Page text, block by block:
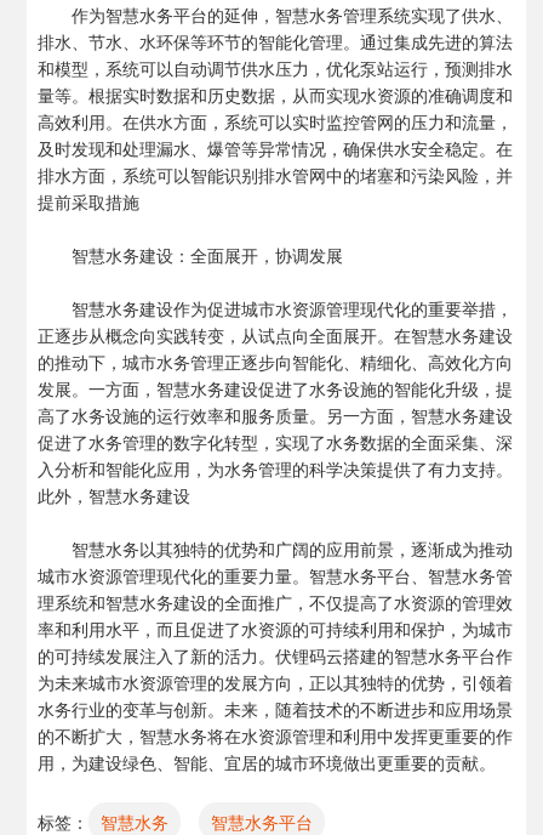
作为智慧水务平台的延伸，智慧水务管理系统实现了供水、
排水、节水、水环保等环节的智能化管理。通过集成先进的算法
和模型，系统可以自动调节供水压力，优化泵站运行，预测排水
量等。根据实时数据和历史数据，从而实现水资源的准确调度和
高效利用。在供水方面，系统可以实时监控管网的压力和流量，
及时发现和处理漏水、爆管等异常情况，确保供水安全稳定。在
排水方面，系统可以智能识别排水管网中的堵塞和污染风险，并
提前采取措施
智慧水务建设：全面展开，协调发展
智慧水务建设作为促进城市水资源管理现代化的重要举措，
正逐步从概念向实践转变，从试点向全面展开。在智慧水务建设
的推动下，城市水务管理正逐步向智能化、精细化、高效化方向
发展。一方面，智慧水务建设促进了水务设施的智能化升级，提
高了水务设施的运行效率和服务质量。另一方面，智慧水务建设
促进了水务管理的数字化转型，实现了水务数据的全面采集、深
入分析和智能化应用，为水务管理的科学决策提供了有力支持。
此外，智慧水务建设
智慧水务以其独特的优势和广阔的应用前景，逐渐成为推动
城市水资源管理现代化的重要力量。智慧水务平台、智慧水务管
理系统和智慧水务建设的全面推广，不仅提高了水资源的管理效
率和利用水平，而且促进了水资源的可持续利用和保护，为城市
的可持续发展注入了新的活力。伏锂码云搭建的智慧水务平台作
为未来城市水资源管理的发展方向，正以其独特的优势，引领着
水务行业的变革与创新。未来，随着技术的不断进步和应用场景
的不断扩大，智慧水务将在水资源管理和利用中发挥更重要的作
用，为建设绿色、智能、宜居的城市环境做出更重要的贡献。
标签： 智慧水务
智慧水务平台